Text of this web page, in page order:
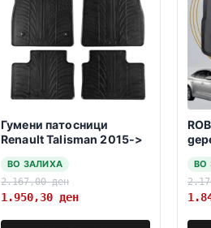
Гумени патосници
Renault Talisman 2015->
ВО ЗАЛИХА
2.167,00ден
1.950,30 ден
ВО